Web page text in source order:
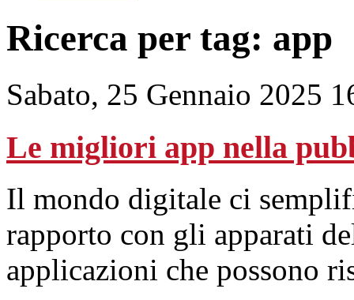
Ricerca per tag: app
Sabato, 25 Gennaio 2025
Le migliori app nella
Il mondo digitale ci
rapporto con gli apparati
applicazioni che possono